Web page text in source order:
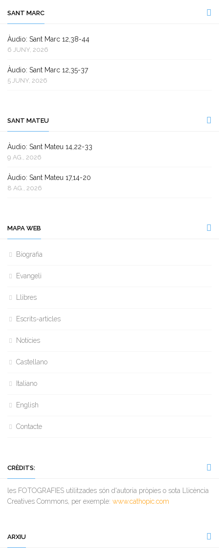
SANT MARC
Àudio: Sant Marc 12,38-44
6 JUNY, 2026
Àudio: Sant Marc 12,35-37
5 JUNY, 2026
SANT MATEU
Àudio: Sant Mateu 14,22-33
9 AG., 2026
Àudio: Sant Mateu 17,14-20
8 AG., 2026
MAPA WEB
Biografia
Evangeli
Llibres
Escrits-articles
Notícies
Castellano
Italiano
English
Contacte
CRÈDITS:
les FOTOGRAFIES utilitzades són d'autoria pròpies o sota Llicència
Creatives Commons, per exemple: www.cathopic.com
ARXIU